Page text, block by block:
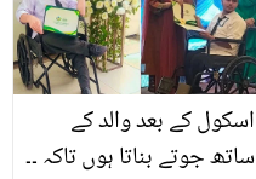
اسکول کے بعد والد کے
ساتھ جوتے بناتا ہوں تاکہ ۔۔